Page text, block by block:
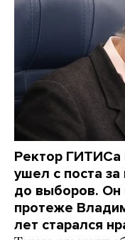
Ректор ГИТИСа
ушел с поста
до выборов. Он
протеже
лет старался